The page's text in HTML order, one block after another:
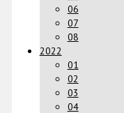
06
07
08
2022
01
02
03
04